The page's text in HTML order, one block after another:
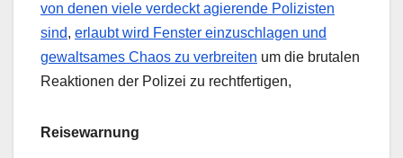
von denen viele verdeckt agierende Polizisten
sind, erlaubt wird Fenster einzuschlagen und
gewaltsames Chaos zu verbreiten um die brutalen
Reaktionen der Polizei zu rechtfertigen,
Reisewarnung